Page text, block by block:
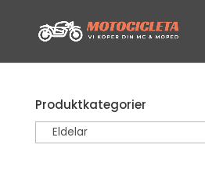
Produktkategorier